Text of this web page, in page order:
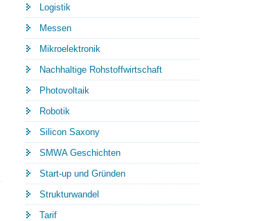
Logistik
Messen
Mikroelektronik
Nachhaltige Rohstoffwirtschaft
Photovoltaik
Robotik
Silicon Saxony
SMWA Geschichten
Start-up und Gründen
Strukturwandel
Tarif